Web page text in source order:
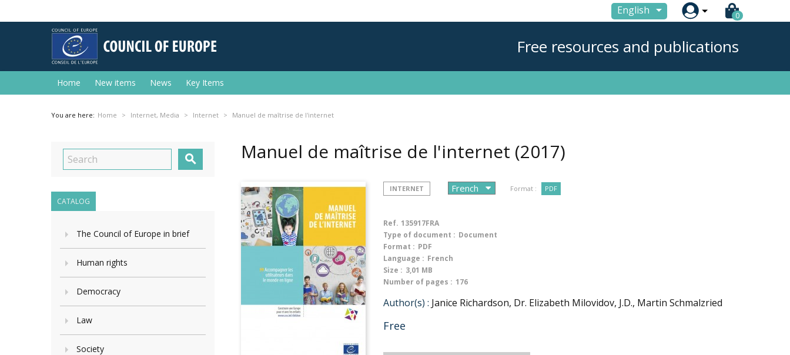
English  0
Free resources and publications
Home New items News Key Items
You are here: Home Internet, Media Internet Manuel de maîtrise de l'internet

CATALOG
The Council of Europe in brief
Human rights
Democracy
Law
Society
Manuel de maîtrise de l'internet (2017)
INTERNET Format : PDF
Ref. 135917FRA
Type of document : Document
Format : PDF
Language : French
Size : 3,01 MB
Number of pages : 176
Author(s) : Janice Richardson, Dr. Elizabeth Milovidov, J.D., Martin Schmalzried
Free